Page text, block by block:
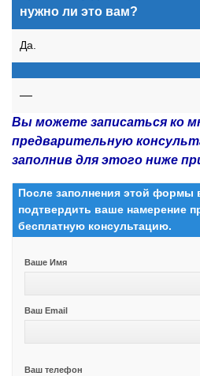
нужно ли это вам?
Да.
—
Вы можете записаться ко
предварительную
заполнив для этого ниже
После заполнения этой формы
подтвердить ваше намерение
бесплатную консультацию.
Ваше Имя
Ваш Email
Ваш телефон